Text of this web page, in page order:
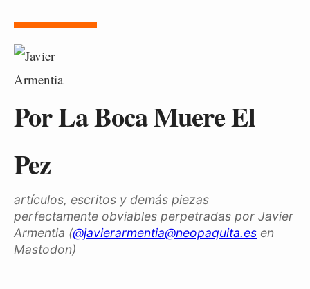
Por La Boca Muere El
Pez
artículos, escritos y demás piezas
perfectamente obviables perpetradas por Javier
Armentia (@javierarmentia@neopaquita.es en
Mastodon)